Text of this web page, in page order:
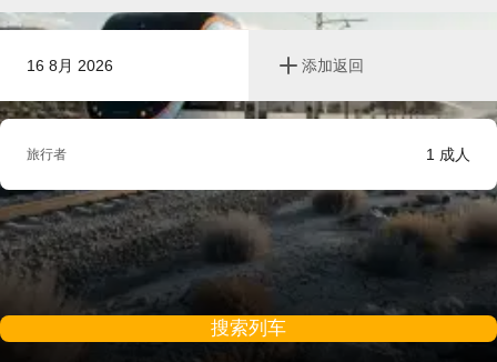
16 8月 2026 添加返回
旅行者 1 成人
搜索列车